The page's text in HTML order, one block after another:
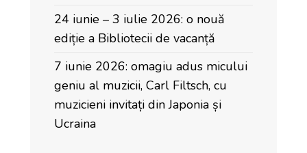
24 iunie – 3 iulie 2026: o nouă
ediție a Bibliotecii de vacanță
7 iunie 2026: omagiu adus micului
geniu al muzicii, Carl Filtsch, cu
muzicieni invitați din Japonia și
Ucraina